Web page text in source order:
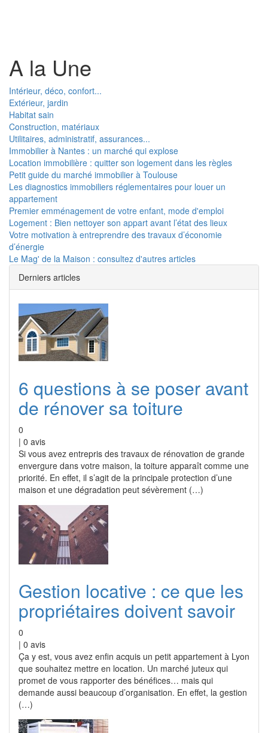
A la Une
Intérieur, déco, confort...
Extérieur, jardin
Habitat sain
Construction, matériaux
Utilitaires, administratif, assurances...
Immobilier à Nantes : un marché qui explose
Location immobilière : quitter son logement dans les règles
Petit guide du marché immobilier à Toulouse
Les diagnostics immobiliers réglementaires pour louer un
appartement
Premier emménagement de votre enfant, mode d'emploi
Logement : Bien nettoyer son appart avant l’état des lieux
Votre motivation à entreprendre des travaux d’économie
d’énergie
Le Mag' de la Maison : consultez d'autres articles
Derniers articles
6 questions à se poser avant
de rénover sa toiture
0
| 0 avis
Si vous avez entrepris des travaux de rénovation de grande
envergure dans votre maison, la toiture apparaît comme une
priorité. En effet, il s’agit de la principale protection d’une
maison et une dégradation peut sévèrement (…)
Gestion locative : ce que les
propriétaires doivent savoir
0
| 0 avis
Ça y est, vous avez enfin acquis un petit appartement à Lyon
que souhaitez mettre en location. Un marché juteux qui
promet de vous rapporter des bénéfices… mais qui
demande aussi beaucoup d’organisation. En effet, la gestion
(…)